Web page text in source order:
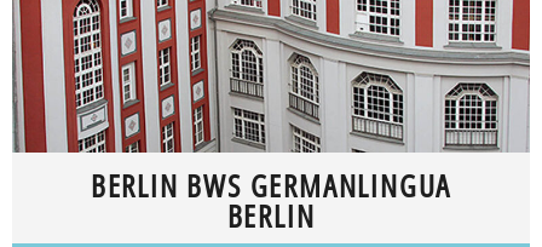
BERLIN BWS GERMANLINGUA
BERLIN